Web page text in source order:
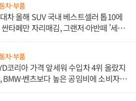
차·부품
차 올해 SUV 국내 베스트셀러 톱10에
타페만 자리매김, 그랜저·아반떼 '세단
차·부품
코리아 가격 앞세워 수입차 4위 올랐지
BMW·벤츠보다 높은 공임비에 소비자